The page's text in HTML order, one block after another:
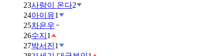
23사랑이 온다2
24아이유1
25차은우
26수지 1
27박서진1